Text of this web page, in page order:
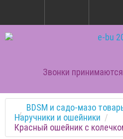
Звонки
BDSM и садо-мазо
Наручники и ошейники
Красный ошейник с